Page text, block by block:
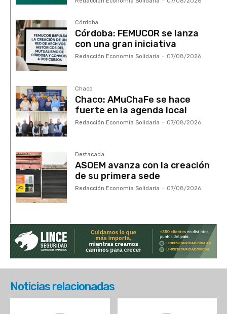
Córdoba
Córdoba: FEMUCOR se lanza
con una gran iniciativa
Redacción Economía Solidaria - 07/08/2026
Chaco
Chaco: AMuChaFe se hace
fuerte en la agenda local
Redacción Economía Solidaria - 07/08/2026
Destacada
ASOEM avanza con la creación
de su primera sede
Redacción Economía Solidaria - 07/08/2026
Noticias relacionadas